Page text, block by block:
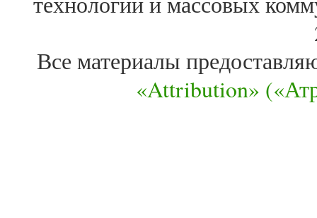
Все материалы
«Attribution»